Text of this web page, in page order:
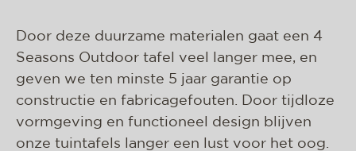
Door deze duurzame materialen gaat een 4
Seasons Outdoor tafel veel langer mee, en
geven we ten minste 5 jaar garantie op
constructie en fabricagefouten. Door tijdloze
vormgeving en functioneel design blijven
onze tuintafels langer een lust voor het oog.